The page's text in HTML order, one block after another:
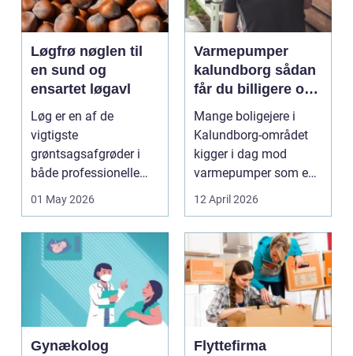
Løgfrø nøglen til
en sund og
ensartet løgavl
Løg er en af de
vigtigste
grøntsagsafgrøder i
både professionelle
køkkenhaver og større
01 May 2026
Varmepumper
kalundborg sådan
får du billigere og
mere bæredygtig
varme
Mange boligejere i
Kalundborg-området
kigger i dag mod
varmepumper som en
vej til lavere
12 April 2026
Gynækolog
Flyttefirma